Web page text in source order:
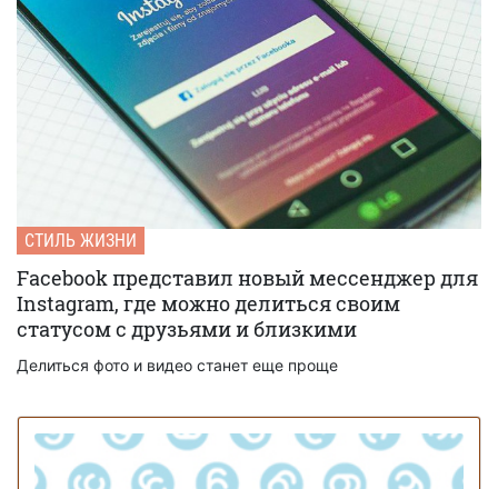
СТИЛЬ ЖИЗНИ
Facebook представил новый мессенджер для
Instagram, где можно делиться своим
статусом с друзьями и близкими
Делиться фото и видео станет еще проще